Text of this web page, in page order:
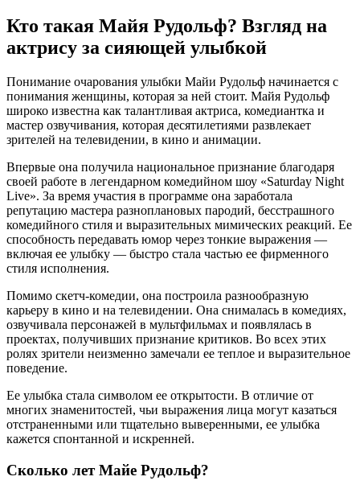
Кто такая Майя Рудольф? Взгляд на
актрису за сияющей улыбкой
Понимание очарования улыбки Майи Рудольф начинается с
понимания женщины, которая за ней стоит. Майя Рудольф
широко известна как талантливая актриса, комедиантка и
мастер озвучивания, которая десятилетиями развлекает
зрителей на телевидении, в кино и анимации.
Впервые она получила национальное признание благодаря
своей работе в легендарном комедийном шоу «Saturday Night
Live». За время участия в программе она заработала
репутацию мастера разноплановых пародий, бесстрашного
комедийного стиля и выразительных мимических реакций. Ее
способность передавать юмор через тонкие выражения —
включая ее улыбку — быстро стала частью ее фирменного
стиля исполнения.
Помимо скетч-комедии, она построила разнообразную
карьеру в кино и на телевидении. Она снималась в комедиях,
озвучивала персонажей в мультфильмах и появлялась в
проектах, получивших признание критиков. Во всех этих
ролях зрители неизменно замечали ее теплое и выразительное
поведение.
Ее улыбка стала символом ее открытости. В отличие от
многих знаменитостей, чьи выражения лица могут казаться
отстраненными или тщательно выверенными, ее улыбка
кажется спонтанной и искренней.
Сколько лет Майе Рудольф?